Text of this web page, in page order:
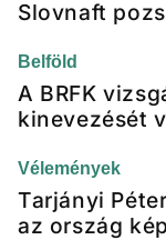
Slovnaft
Belföld
A BRFK
kinevezését
Vélemények
Tarjányi
az ország